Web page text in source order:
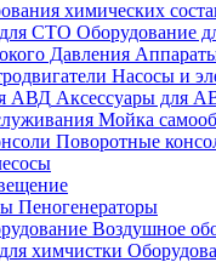
Оборудование
Насосы и
Аксессуары для
Мойка
Поворотные
Пеногенераторы
Воздушное